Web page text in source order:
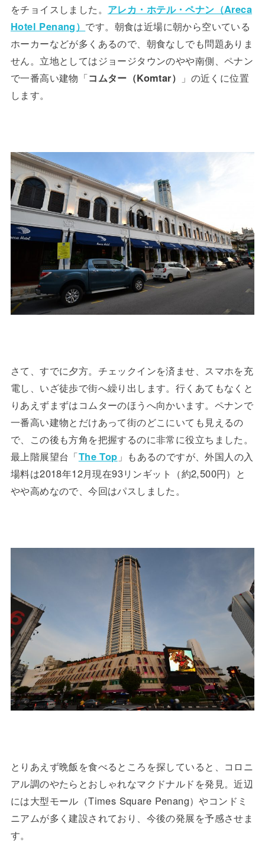
をチョイスしました。 アレカ・ホテル・ペナン（Areca
Hotel Penang） です。朝食は近場に朝から空いている
ホーカーなどが多くあるので、朝食なしでも問題ありま
せん。立地としてはジョージタウンのやや南側、ペナン
で一番高い建物「コムター（Komtar）
」の近くに位置
します。
さて、すでに夕方。チェックインを済ませ、スマホを充
電し、いざ徒歩で街へ繰り出します。行くあてもなくと
りあえずまずはコムターのほうへ向かいます。ペナンで
一番高い建物とだけあって街のどこにいても見えるの
で、この後も方角を把握するのに非常に役立ちました。
最上階展望台「The Top 」もあるのですが、外国人の入
場料は2018年12月現在93リンギット（約2,500円）と
やや高めなので、今回はパスしました。
とりあえず晩飯を食べるところを探していると、コロニ
アル調のやたらとおしゃれなマクドナルドを発見。近辺
には大型モール（Times Square Penang）やコンドミ
ニアムが多く建設されており、今後の発展を予感させま
す。